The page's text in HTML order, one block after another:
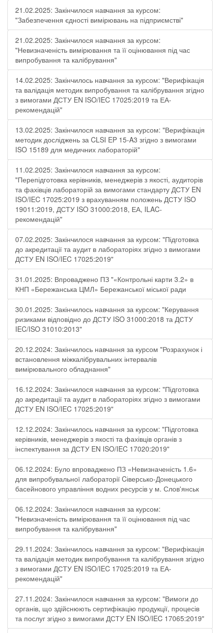
21.02.2025: Закінчилося навчання за курсом:
"Забезпечення єдності вимірювань на підприємстві"
21.02.2025: Закінчилося навчання за курсом:
"Невизначеність вимірювання та її оцінювання під час
випробування та калібрування"
14.02.2025: Закінчилось навчання за курсом: "Верифікація
та валідація методик випробування та калібрування згідно
з вимогами ДСТУ EN ISO/IEC 17025:2019 та ЕА-
рекомендацій"
13.02.2025: Закінчилося навчання за курсом: "Верифікація
методик досліджень за CLSI EP 15-A3 згідно з вимогами
ISO 15189 для медичних лабораторій"
11.02.2025: Закінчилося навчання за курсом:
"Перепідготовка керівників, менеджерів з якості, аудиторів
та фахівців лабораторій за вимогами стандарту ДСТУ EN
ISO/IEC 17025:2019 з врахуванням положень ДСТУ ISO
19011:2019, ДСТУ ISO 31000:2018, ЕА, ILAC-
рекомендацій"
07.02.2025: Закінчилося навчання за курсом: "Підготовка
до акредитації та аудит в лабораторіях згідно з вимогами
ДСТУ EN ISO/IEC 17025:2019"
31.01.2025: Впроваджено ПЗ "«Контрольні карти 3.2» в
КНП «Бережанська ЦМЛ» Бережанської міської ради
30.01.2025: Закінчилось навчання за курсом: "Керування
ризиками відповідно до ДСТУ ISO 31000:2018 та ДСТУ
IEC/ISO 31010:2013"
20.12.2024: Закінчилось навчання за курсом "Розрахунок і
встановлення міжкалібрувальних інтервалів
вимірювального обладнання"
16.12.2024: Закінчилося навчання за курсом: "Підготовка
до акредитації та аудит в лабораторіях згідно з вимогами
ДСТУ EN ISO/IEC 17025:2019"
12.12.2024: Закінчилось навчання за курсом: "Підготовка
керівників, менеджерів з якості та фахівців органів з
інспектування за ДСТУ EN ISO/IEC 17020:2019"
06.12.2024: Було впроваджено ПЗ «Невизначеність 1.6»
для випробувальної лабораторії Cіверсько-Донецького
басейнового управління водних ресурсів у м. Слов'янськ
06.12.2024: Закінчилося навчання за курсом:
"Невизначеність вимірювання та її оцінювання під час
випробування та калібрування"
29.11.2024: Закінчилось навчання за курсом: "Верифікація
та валідація методик випробування та калібрування згідно
з вимогами ДСТУ EN ISO/IEC 17025:2019 та ЕА-
рекомендацій"
27.11.2024: Закінчилося навчання за курсом: "Вимоги до
органів, що здійснюють сертифікацію продукції, процесів
та послуг згідно з вимогами ДСТУ EN ISO/IEC 17065:2019"